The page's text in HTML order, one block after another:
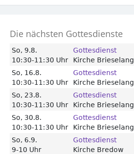
Die nächsten Gottesdienste